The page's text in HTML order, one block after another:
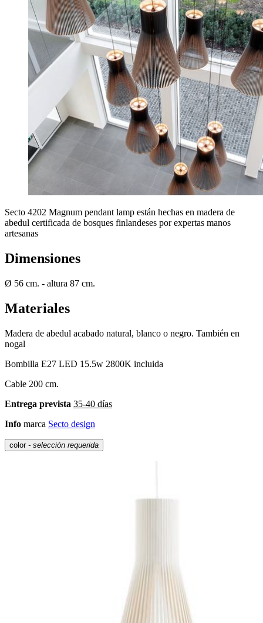
Secto 4202 Magnum pendant lamp están hechas en madera de
abedul certificada de bosques finlandeses por expertas manos
artesanas
Dimensiones
Ø 56 cm. - altura 87 cm.
Materiales
Madera de abedul acabado natural, blanco o negro. También en
nogal
Bombilla E27 LED 15.5w 2800K incluida
Cable 200 cm.
Entrega prevista 35-40 días
Info marca Secto design
color - selección requerida